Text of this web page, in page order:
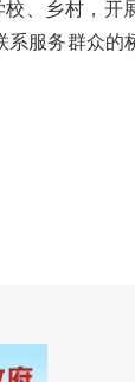
、乡村，开
系服务群众的